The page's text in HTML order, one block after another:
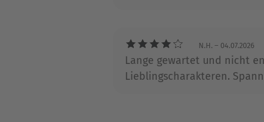
N.H. – 04.07.2026
Lange gewartet und nicht
Lieblingscharakteren.